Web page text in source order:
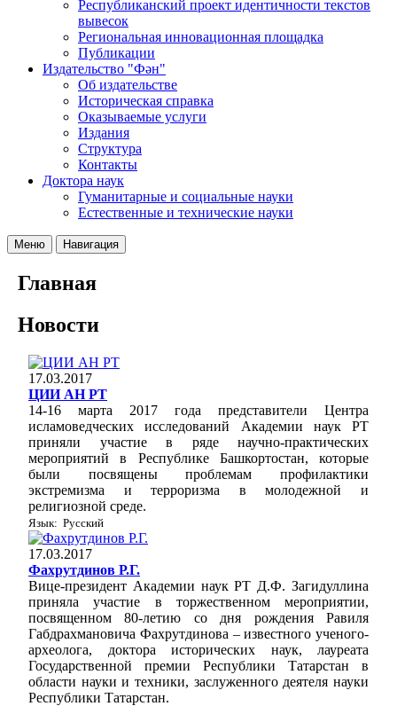
Республиканский проект идентичности текстов
вывесок
Региональная инновационная площадка
Публикации
Издательство "Фән"
Об издательстве
Историческая справка
Оказываемые услуги
Издания
Структура
Контакты
Доктора наук
Гуманитарные и социальные науки
Естественные и технические науки
Меню Навигация
Главная
Новости
17.03.2017
ЦИИ АН РТ
14-16 марта 2017 года представители Центра
исламоведческих исследований Академии наук РТ
приняли участие в ряде научно-практических
мероприятий в Республике Башкортостан, которые
были посвящены проблемам профилактики
экстремизма и терроризма в молодежной и
религиозной среде.
Язык: Русский
17.03.2017
Фахрутдинов Р.Г.
Вице-президент Академии наук РТ Д.Ф. Загидуллина
приняла участие в торжественном мероприятии,
посвященном 80-летию со дня рождения Равиля
Габдрахмановича Фахрутдинова – известного ученого-
археолога, доктора исторических наук, лауреата
Государственной премии Республики Татарстан в
области науки и техники, заслуженного деятеля науки
Республики Татарстан.